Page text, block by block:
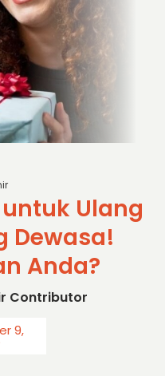
untuk Ulang
Dewasa!
Anda?
Contributor
9,